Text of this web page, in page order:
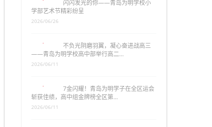
闪闪发光的你——青岛为明学校小
学部艺术节精彩纷呈
不负光阴磨羽翼，凝心奋进战高三
——青岛为明学校高中部举行高二…
7金闪耀！青岛为明学子在全区运会
斩获佳绩，高中组金牌榜全区第…